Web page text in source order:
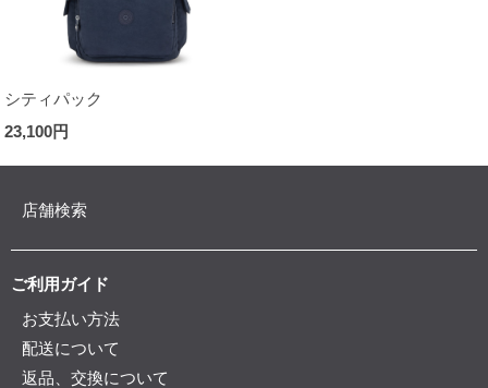
シティパック
23,100円
店舗検索
ご利用ガイド
お支払い方法
配送について
返品、交換について